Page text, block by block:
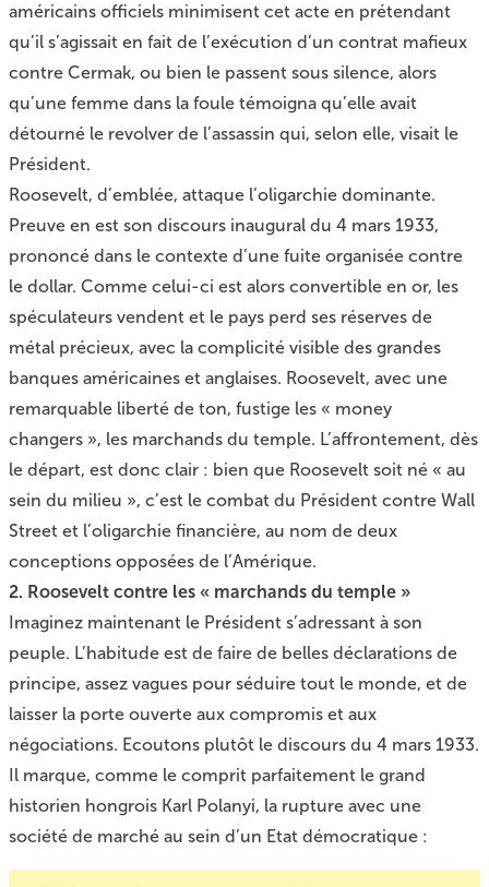
américains officiels minimisent cet acte en prétendant
qu’il s’agissait en fait de l’exécution d’un contrat mafieux
contre Cermak, ou bien le passent sous silence, alors
qu’une femme dans la foule témoigna qu’elle avait
détourné le revolver de l’assassin qui, selon elle, visait le
Président.
Roosevelt, d’emblée, attaque l’oligarchie dominante.
Preuve en est son discours inaugural du 4 mars 1933,
prononcé dans le contexte d’une fuite organisée contre
le dollar. Comme celui-ci est alors convertible en or, les
spéculateurs vendent et le pays perd ses réserves de
métal précieux, avec la complicité visible des grandes
banques américaines et anglaises. Roosevelt, avec une
remarquable liberté de ton, fustige les « money
changers », les marchands du temple. L’affrontement, dès
le départ, est donc clair : bien que Roosevelt soit né « au
sein du milieu », c’est le combat du Président contre Wall
Street et l’oligarchie financière, au nom de deux
conceptions opposées de l’Amérique.
2. Roosevelt contre les « marchands du temple »
Imaginez maintenant le Président s’adressant à son
peuple. L’habitude est de faire de belles déclarations de
principe, assez vagues pour séduire tout le monde, et de
laisser la porte ouverte aux compromis et aux
négociations. Ecoutons plutôt le discours du 4 mars 1933.
Il marque, comme le comprit parfaitement le grand
historien hongrois Karl Polanyi, la rupture avec une
société de marché au sein d’un Etat démocratique :